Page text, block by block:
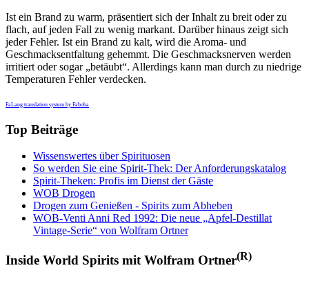
Ist ein Brand zu warm, präsentiert sich der Inhalt zu breit oder zu
flach, auf jeden Fall zu wenig markant. Darüber hinaus zeigt sich
jeder Fehler. Ist ein Brand zu kalt, wird die Aroma- und
Geschmacksentfaltung gehemmt. Die Geschmacksnerven werden
irritiert oder sogar „betäubt“. Allerdings kann man durch zu niedrige
Temperaturen Fehler verdecken.
FaLang translation system by Faboba
Top Beiträge
Wissenswertes über Spirituosen
So werden Sie eine Spirit-Thek: Der Anforderungskatalog
Spirit-Theken: Profis im Dienst der Gäste
WOB Drogen
Drogen zum Genießen - Spirits zum Abheben
WOB-Venti Anni Red 1992: Die neue „Apfel-Destillat
Vintage-Serie“ von Wolfram Ortner
Inside World Spirits mit Wolfram Ortner(R)